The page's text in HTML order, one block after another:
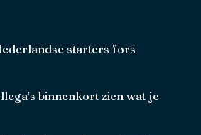
starters fors
binnenkort zien wat je